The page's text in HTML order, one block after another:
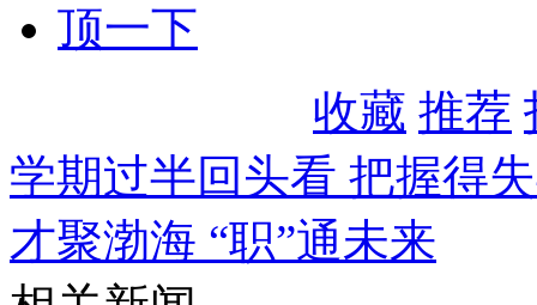
顶一下
收藏 推荐
学期过半回头看 把握得
才聚渤海 “职”通未来